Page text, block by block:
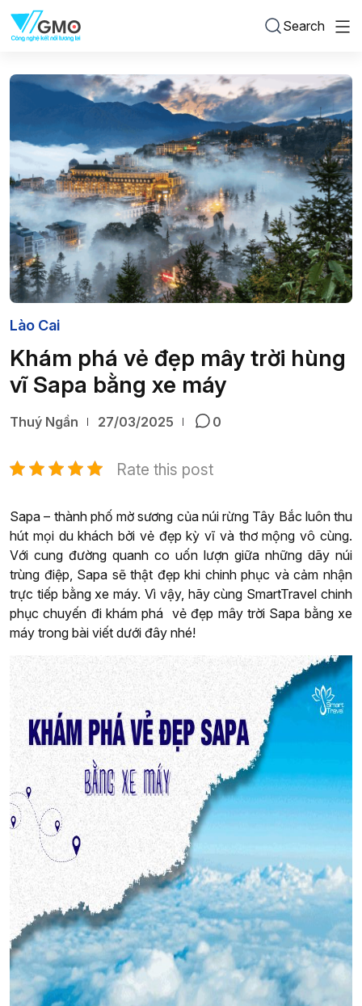
Search
Lào Cai
Khám phá vẻ đẹp mây trời hùng
vĩ Sapa bằng xe máy
Thuý Ngần 27/03/2025 0
Rate this post
Sapa – thành phố mờ sương của núi rừng Tây Bắc luôn thu
hút mọi du khách bởi vẻ đẹp kỳ vĩ và thơ mộng vô cùng.
Với cung đường quanh co uốn lượn giữa những dãy núi
trùng điệp, Sapa sẽ thật đẹp khi chinh phục và cảm nhận
trực tiếp bằng xe máy. Vì vậy, hãy cùng SmartTravel chinh
phục chuyến đi khám phá vẻ đẹp mây trời Sapa bằng xe
máy trong bài viết dưới đây nhé!